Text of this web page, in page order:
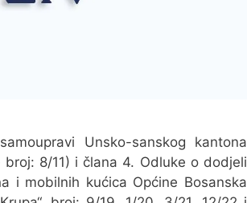
Unsko-sanskog kantona
8/11) i člana 4. Odluke o dodjeli
i mobilnih kućica Općine Bosanska